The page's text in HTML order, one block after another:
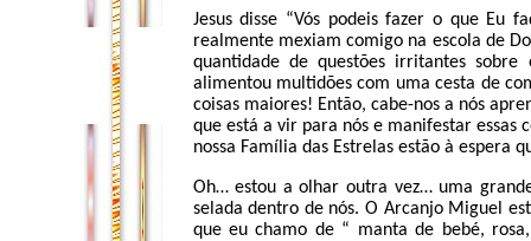
Jesus disse “Vós podeis fazer o que Eu
realmente mexiam comigo na escola de
quantidade de questões irritantes
alimentou multidões com uma cesta de
coisas maiores! Então, cabe-nos a nós
que está a vir para nós e manifestar essas
nossa Família das Estrelas estão à espera
Oh… estou a olhar outra vez… uma
selada dentro de nós. O Arcanjo Miguel
que eu chamo de “ manta de bebé,